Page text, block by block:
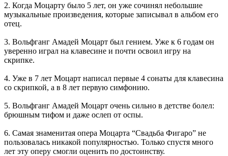
2. Когда Моцарту было 5 лет, он уже сочинял небольшие
музыкальные произведения, которые записывал в альбом его
отец.
3. Вольфганг Амадей Моцарт был гением. Уже к 6 годам он
уверенно играл на клавесине и почти освоил игру на
скрипке.
4. Уже в 7 лет Моцарт написал первые 4 сонаты для клавесина
со скрипкой, а в 8 лет первую симфонию.
5. Вольфганг Амадей Моцарт очень сильно в детстве болел:
брюшным тифом и даже ослеп от оспы.
6. Самая знаменитая опера Моцарта “Свадьба Фигаро” не
пользовалась никакой популярностью. Только спустя много
лет эту оперу смогли оценить по достоинству.